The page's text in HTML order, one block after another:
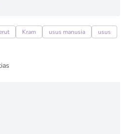
Kram usus manusia usus